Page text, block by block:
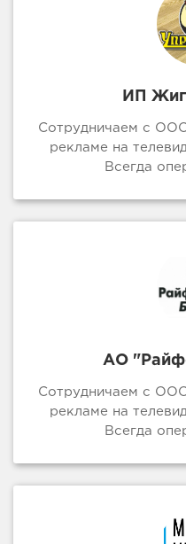
ИП
Сотрудничаем с
рекламе на
Всегда
АО
Сотрудничаем с
рекламе на
Всегда